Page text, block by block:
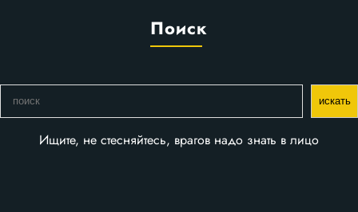
Поиск
с
искать
Ищите, не стесняйтесь, врагов надо знать в лицо